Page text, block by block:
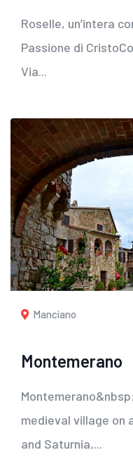
Roselle, un’intera
Passione di
Via...
Manciano
Montemerano
medieval village on
and Saturnia,...